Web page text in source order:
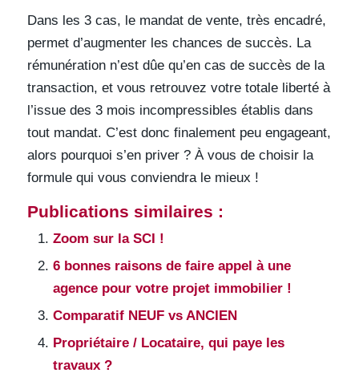
Dans les 3 cas, le mandat de vente, très encadré,
permet d’augmenter les chances de succès. La
rémunération n’est dûe qu’en cas de succès de la
transaction, et vous retrouvez votre totale liberté à
l’issue des 3 mois incompressibles établis dans
tout mandat. C’est donc finalement peu engageant,
alors pourquoi s’en priver ? À vous de choisir la
formule qui vous conviendra le mieux !
Publications similaires :
Zoom sur la SCI !
6 bonnes raisons de faire appel à une
agence pour votre projet immobilier !
Comparatif NEUF vs ANCIEN
Propriétaire / Locataire, qui paye les
travaux ?